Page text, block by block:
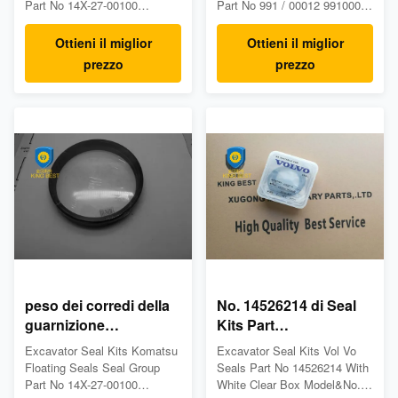
resistente all'uso di
KOMATSU
Part No 14X-27-00100
Model&No. KOMATSU Part
number 14X-27-
00100/14X2700100 Product
Name: Seal Kits Material
Quantity:) 1 Piece Condition:
100% New Availability: In
Stock Supply ...
Ottieni il miglior
prezzo
guarnizione del Jcb
Part No 991 / 00012 99100012
Model&No JCB 3CX 4CX Part
number 991/00012 Product
Name: Seal Kits Material
Rubber color Black Warranty:
Stock Supply Ability: ...
Ottieni il miglior
prezzo
peso dei corredi della
guarnizione
dell'escavatore di 14X-
27-00100 KOMATSU
2,46 chilogrammi di
Excavator Seal Kits Komatsu
Floating Seals Seal Group
Part No 14X-27-00100
No. 14526214 di Seal
Kits Part
dell'escavatore di Vol
Vo con la chiara sola
bianca
Excavator Seal Kits Vol Vo
Seals Part No 14526214 With
White Clear Box Model&No.